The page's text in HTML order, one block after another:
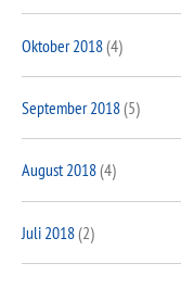
Oktober 2018(4)
September 2018(5)
August 2018(4)
Juli 2018(2)